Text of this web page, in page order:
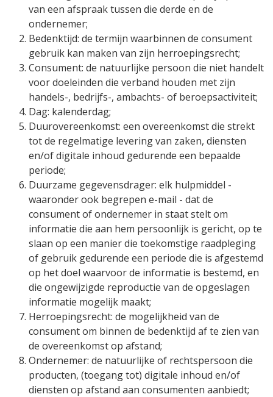
van een afspraak tussen die derde en de
ondernemer;
Bedenktijd: de termijn waarbinnen de consument
gebruik kan maken van zijn herroepingsrecht;
Consument: de natuurlijke persoon die niet handelt
voor doeleinden die verband houden met zijn
handels-, bedrijfs-, ambachts- of beroepsactiviteit;
Dag: kalenderdag;
Duurovereenkomst: een overeenkomst die strekt
tot de regelmatige levering van zaken, diensten
en/of digitale inhoud gedurende een bepaalde
periode;
Duurzame gegevensdrager: elk hulpmiddel -
waaronder ook begrepen e-mail - dat de
consument of ondernemer in staat stelt om
informatie die aan hem persoonlijk is gericht, op te
slaan op een manier die toekomstige raadpleging
of gebruik gedurende een periode die is afgestemd
op het doel waarvoor de informatie is bestemd, en
die ongewijzigde reproductie van de opgeslagen
informatie mogelijk maakt;
Herroepingsrecht: de mogelijkheid van de
consument om binnen de bedenktijd af te zien van
de overeenkomst op afstand;
Ondernemer: de natuurlijke of rechtspersoon die
producten, (toegang tot) digitale inhoud en/of
diensten op afstand aan consumenten aanbiedt;